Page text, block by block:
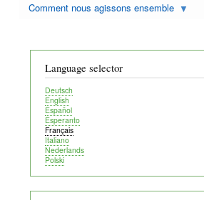
Comment nous agissons ensemble
Language selector
Deutsch
English
Español
Esperanto
Français
Italiano
Nederlands
Polski